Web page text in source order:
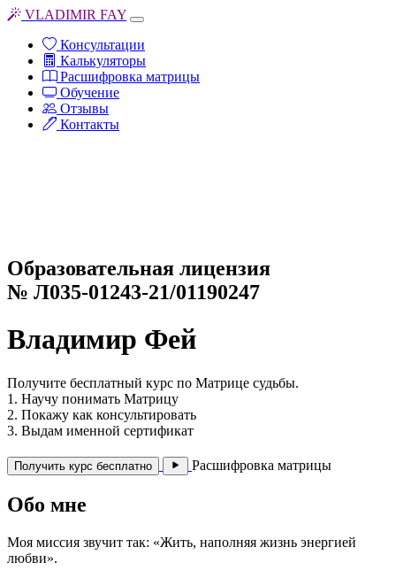
VLADIMIR FAY
Консультации
Калькуляторы
Расшифровка матрицы
Обучение
Отзывы
Контакты
Образовательная лицензия
№ Л035-01243-21/01190247
Владимир Фей
Получите бесплатный курс по Матрице судьбы.
1. Научу понимать Матрицу
2. Покажу как консультировать
3. Выдам именной сертификат
Получить курс бесплатно Расшифровка матрицы
Обо мне
Моя миссия звучит так: «Жить, наполняя жизнь энергией
любви».